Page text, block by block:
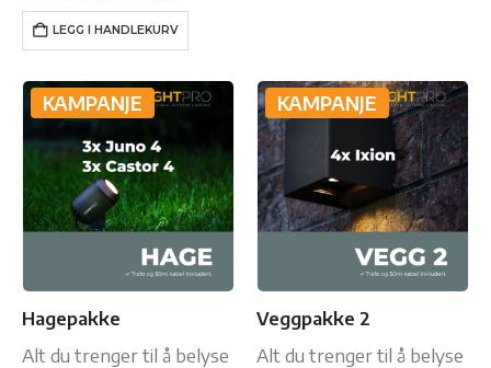
kr 6
599. 959,40.
LEGG I HANDLEKURV
KAMPANJE
Hagepakke
Alt du trenger til å belyse
KAMPANJE
Veggpakke 2
Alt du trenger til å belyse